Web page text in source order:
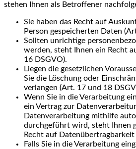
stehen Ihnen als Betroffener
Sie haben das Recht auf
Person gespeicherten Daten
Sollten unrichtige
werden, steht Ihnen ein Recht
16 DSGVO).
Liegen die gesetzlichen
Sie die Löschung oder
verlangen (Art. 17 und 18
Wenn Sie in die Verarbeitung
ein Vertrag zur
Datenverarbeitung mithilfe
durchgeführt wird, steht Ihnen
Recht auf
Falls Sie in die Verarbeitung